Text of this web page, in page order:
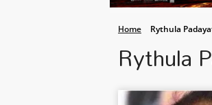
Home Rythula
Rythula